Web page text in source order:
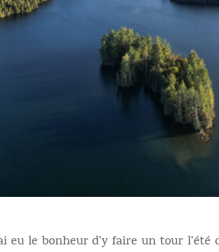
eu le bonheur d’y faire un tour